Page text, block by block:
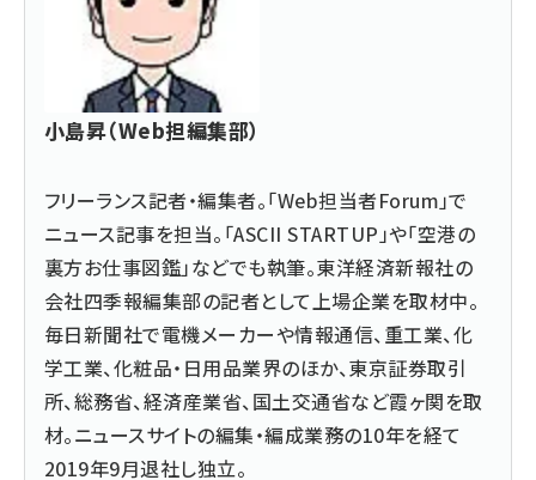
小島昇（Web担編集部）
フリーランス記者・編集者。「Web担当者Forum」で
ニュース記事を担当。「ASCII STARTUP」や「空港の
裏方お仕事図鑑」などでも執筆。東洋経済新報社の
会社四季報編集部の記者として上場企業を取材中。
毎日新聞社で電機メーカーや情報通信、重工業、化
学工業、化粧品・日用品業界のほか、東京証券取引
所、総務省、経済産業省、国土交通省など霞ヶ関を取
材。ニュースサイトの編集・編成業務の10年を経て
2019年9月退社し独立。